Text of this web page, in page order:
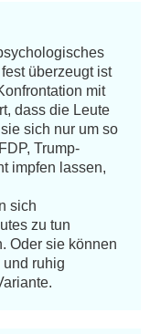
überzeugt ist
mit
dass die Leute
sich nur um so
Trump-
impfen lassen,
sich
zu tun
Oder sie können
ruhig